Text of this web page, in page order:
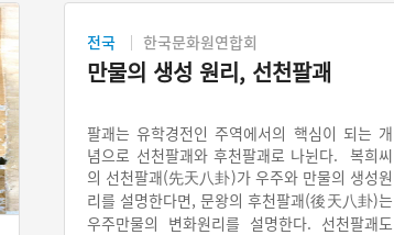
전국 한국문화원연합회
만물의 생성 원리, 선천팔괘
팔괘는 유학경전인 주역에서의 핵심이 되는 개
념으로 선천팔괘와 후천팔괘로 나뉜다. 복희씨
의 선천팔괘(先天八卦)가 우주와 만물의 생성원
리를 설명한다면, 문왕의 후천팔괘(後天八卦)는
우주만물의 변화원리를 설명한다. 선천팔괘도